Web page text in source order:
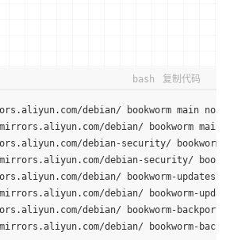
bash 复制代码
debian/ bookworm main
debian/ bookworm
debian-security/
debian-security/
debian/ bookworm-
debian/ bookworm-
debian/ bookworm-
debian/ bookworm-